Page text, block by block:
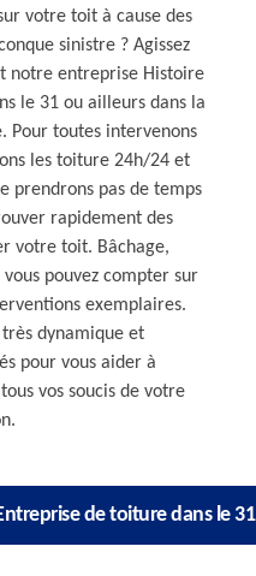
votre toit à cause des
sinistre ? Agissez
notre entreprise Histoire
le 31 ou ailleurs dans la
Pour toutes intervenons
les toiture 24h/24 et
prendrons pas de temps
rapidement des
votre toit. Bâchage,
pouvez compter sur
exemplaires.
dynamique et
pour vous aider à
vos soucis de votre
de toiture dans le 31